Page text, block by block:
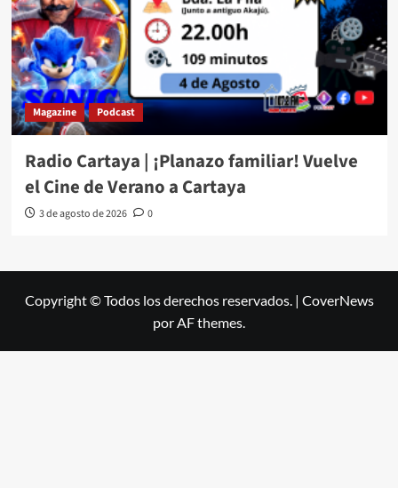
Magazine Podcast
Radio Cartaya | ¡Planazo familiar! Vuelve
el Cine de Verano a Cartaya
3 de agosto de 2026 0
Copyright © Todos los derechos reservados. | CoverNews
por AF themes.